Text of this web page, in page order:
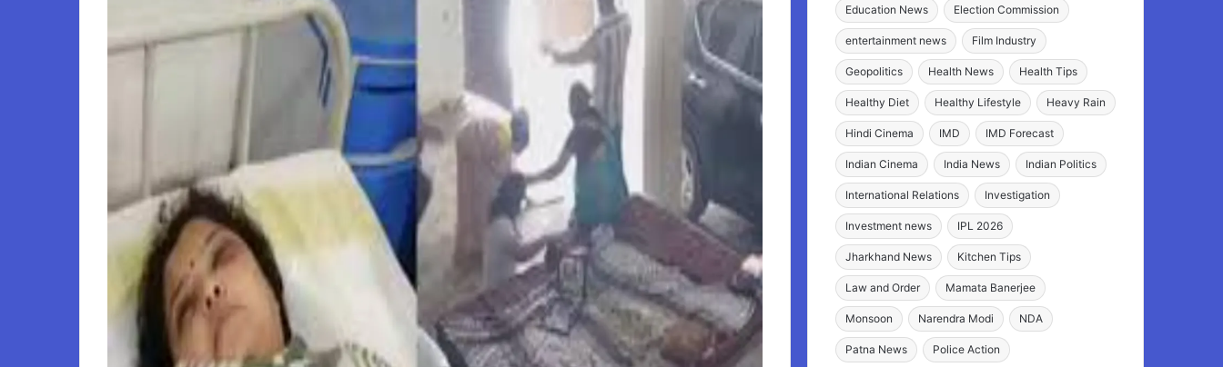
Education News Election Commission
entertainment news Film Industry
Geopolitics Health News Health Tips
Healthy Diet Healthy Lifestyle Heavy Rain
Hindi Cinema IMD IMD Forecast
Indian Cinema India News Indian Politics
International Relations Investigation
Investment news IPL 2026
Jharkhand News Kitchen Tips
Law and Order Mamata Banerjee
Monsoon Narendra Modi NDA
Patna News Police Action